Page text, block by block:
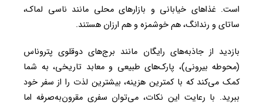
است. غذاهای خیابانی و بازارهای محلی مانند ناسی لماک،
ساتای و رندانگ، هم خوشمزه و هم ارزان هستند.
بازدید از جاذبه‌های رایگان مانند برج‌های دوقلوی پتروناس
(محوطه بیرونی)، پارک‌های طبیعی و معابد تاریخی، به شما
کمک می‌کند که با کمترین هزینه، بیشترین لذت را از سفر خود
ببرید. با رعایت این نکات، می‌توان سفری مقرون‌به‌صرفه اما